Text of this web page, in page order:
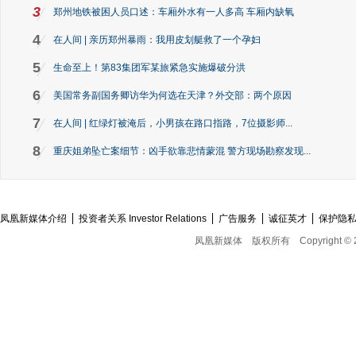
3 郑州地铁被困人员口述：车厢外水有一人多高 车厢内缺氧
4 在人间 | 亲历郑州暴雨：我用皮划艇救了一个孕妇
5 生命至上！第83集团军某旅紧急实施爆破分洪
6 美国常务副国务卿访华为何选在天津？外交部：两个原因
7 在人间 | 红绿灯被淹后，小男孩在路口指路，7位摄影师...
8 重庆姐弟坠亡案细节：凶手欲靠悲情蒙混 警方现场勘察发现...
凤凰新媒体介绍 投资者关系 Investor Relations 广告服务 诚征英才
保护隐
凤凰新媒体
版权所有 Copyright ©